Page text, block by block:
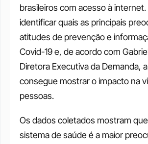
brasileiros com acesso à
identificar quais as principais
atitudes de prevenção e
Covid-19 e, de acordo com
Diretora Executiva da Demanda,
consegue mostrar o impacto na
pessoas.
Os dados coletados mostram
sistema de saúde é a maior